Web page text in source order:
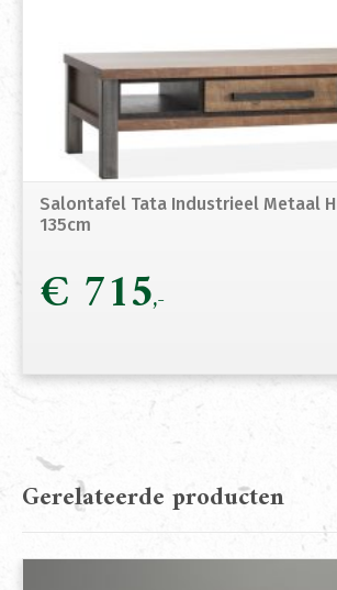
Salontafel Tata Industrieel Metaal
135cm
€ 715
Gerelateerde producten